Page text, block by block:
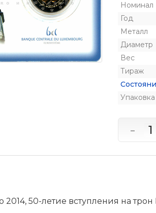
Номинал
Год
Металл
Диаметр
Вес
Тираж
Упаковка
-
50-летие вступления на